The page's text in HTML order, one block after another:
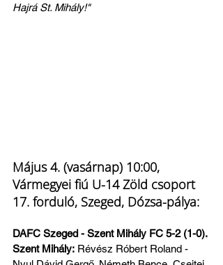
Hajrá St. Mihály!"
Május 4. (vasárnap) 10:00,
Vármegyei fiú U-14 Zöld csoport
17. forduló, Szeged, Dózsa-pálya:
DAFC Szeged - Szent Mihály FC 5-2 (1-0).
Szent Mihály: Révész Róbert Roland -